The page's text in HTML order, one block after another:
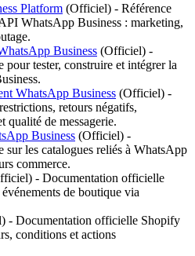
Platform (Officiel) - Référence
WhatsApp Business : marketing,
Business (Officiel) -
tester, construire et intégrer la
WhatsApp Business (Officiel) -
retours négatifs,
qualité de messagerie.
Business (Officiel) -
les catalogues reliés à WhatsApp
commerce.
) - Documentation officielle
de boutique via
) - Documentation officielle Shopify
conditions et actions